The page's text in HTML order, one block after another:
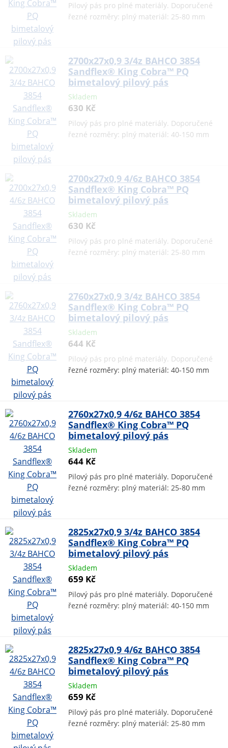
Pilový pás pro plné materiály. Doporučené
řezné rozměry: plný materiál: 25-80 mm
2700x27x0,9 3/4z BAHCO 3854
Sandflex® King Cobra™ PQ
bimetalový pilový pás
Skladem
630 Kč
Pilový pás pro plné materiály. Doporučené
řezné rozměry: plný materiál: 40-150 mm
2700x27x0,9 4/6z BAHCO 3854
Sandflex® King Cobra™ PQ
bimetalový pilový pás
Skladem
630 Kč
Pilový pás pro plné materiály. Doporučené
řezné rozměry: plný materiál: 25-80 mm
2760x27x0,9 3/4z BAHCO 3854
Sandflex® King Cobra™ PQ
bimetalový pilový pás
Skladem
644 Kč
Pilový pás pro plné materiály. Doporučené
řezné rozměry: plný materiál: 40-150 mm
2760x27x0,9 4/6z BAHCO 3854
Sandflex® King Cobra™ PQ
bimetalový pilový pás
Skladem
644 Kč
Pilový pás pro plné materiály. Doporučené
řezné rozměry: plný materiál: 25-80 mm
2825x27x0,9 3/4z BAHCO 3854
Sandflex® King Cobra™ PQ
bimetalový pilový pás
Skladem
659 Kč
Pilový pás pro plné materiály. Doporučené
řezné rozměry: plný materiál: 40-150 mm
2825x27x0,9 4/6z BAHCO 3854
Sandflex® King Cobra™ PQ
bimetalový pilový pás
Skladem
659 Kč
Pilový pás pro plné materiály. Doporučené
řezné rozměry: plný materiál: 25-80 mm